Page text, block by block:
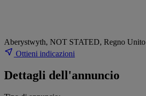
Aberystwyth, NOT STATED, Regno Unito
Ottieni indicazioni
Dettagli dell'annuncio